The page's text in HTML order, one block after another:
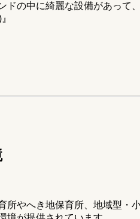
ドの中に綺麗な設備があって
所やへき地保育所、地域型・